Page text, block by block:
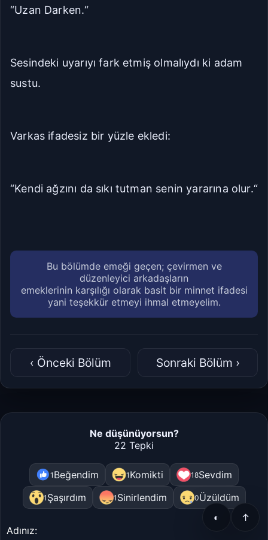
“Uzan Darken.“
Sesindeki uyarıyı fark etmiş olmalıydı ki adam
sustu.
Varkas ifadesiz bir yüzle ekledi:
“Kendi ağzını da sıkı tutman senin yararına olur.“
Bu bölümde emeği geçen; çevirmen ve
düzenleyici arkadaşların
emeklerinin karşılığı olarak basit bir minnet ifadesi
yani teşekkür etmeyi ihmal etmeyelim.
‹ Önceki Bölüm Sonraki Bölüm ›
Ne düşünüyorsun?
22 Tepki
1 Beğendim 1 Komikti 18Sevdim
1 Şaşırdım 1 Sinirlendim 0Üzüldüm
Adınız:
◐ ↑